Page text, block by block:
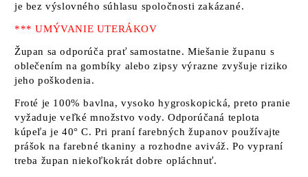
je bez výslovného súhlasu spoločnosti zakázané.
*** UMÝVANIE UTERÁKOV
Župan sa odporúča prať samostatne. Miešanie županu s
oblečením na gombíky alebo zipsy výrazne zvyšuje riziko
jeho poškodenia.
Froté je 100% bavlna, vysoko hygroskopická, preto pranie
vyžaduje veľké množstvo vody. Odporúčaná teplota
kúpeľa je 40° C. Pri praní farebných županov používajte
prášok na farebné tkaniny a rozhodne aviváž. Po vypraní
treba župan niekoľkokrát dobre opláchnuť.